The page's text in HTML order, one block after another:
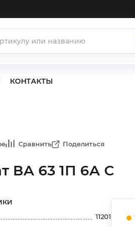
КОНТАКТЫ
Сравнить Поделиться
ВА 63 1П 6А С
11201